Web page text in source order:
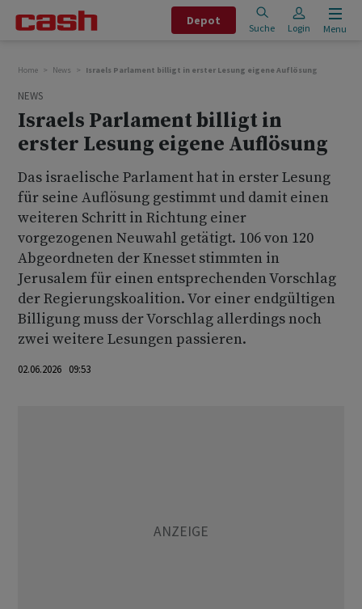
Depot
Suche Login Menu
Home News Israels Parlament billigt in erster Lesung eigene Auflösung
NEWS
Israels Parlament billigt in
erster Lesung eigene Auflösung
Das israelische Parlament hat in erster Lesung
für seine Auflösung gestimmt und damit einen
weiteren Schritt in Richtung einer
vorgezogenen Neuwahl getätigt. 106 von 120
Abgeordneten der Knesset stimmten in
Jerusalem für einen entsprechenden Vorschlag
der Regierungskoalition. Vor einer endgültigen
Billigung muss der Vorschlag allerdings noch
zwei weitere Lesungen passieren.
02.06.2026 09:53